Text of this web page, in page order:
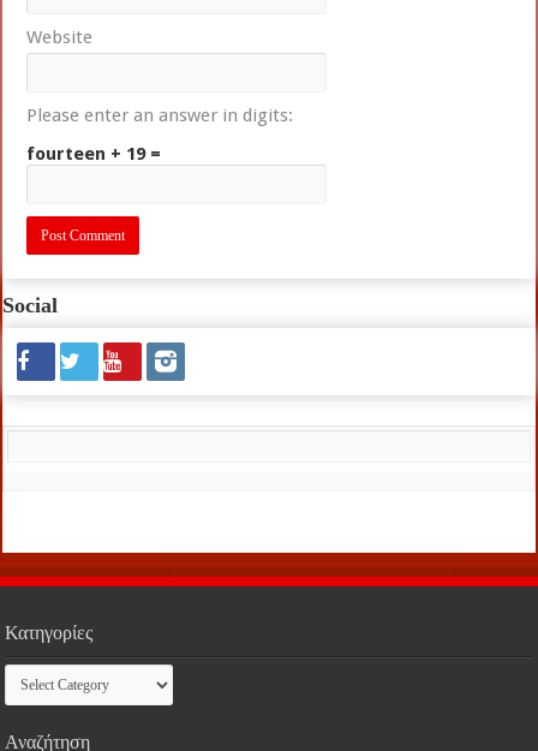
Website
Please enter an answer in digits:
fourteen + 19 =
Social
Κατηγορίες
Κατηγορίες
Αναζήτηση